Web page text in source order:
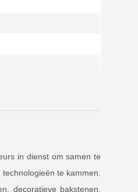
in dienst om samen te
te kammen.
decoratieve bakstenen,